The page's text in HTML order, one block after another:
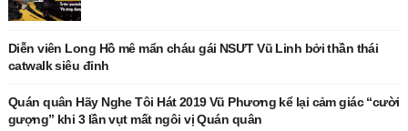
Diễn viên Long Hồ mê mẩn cháu gái NSƯT Vũ Linh bởi thần thái
catwalk siêu đỉnh
Quán quân Hãy Nghe Tôi Hát 2019 Vũ Phương kể lại cảm giác “cười
gượng” khi 3 lần vụt mất ngôi vị Quán quân